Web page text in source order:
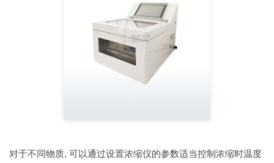
对于不同物质, 可以通过设置浓缩仪的参数适当控制浓缩时温度